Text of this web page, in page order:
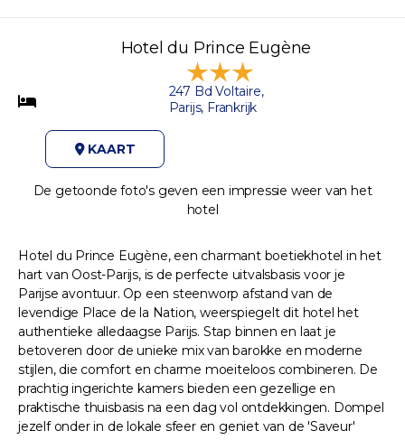
Hotel du Prince Eugène
247 Bd Voltaire,
Parijs, Frankrijk
KAART
De getoonde foto's geven een impressie weer van het
hotel
Hotel du Prince Eugène, een charmant boetiekhotel in het
hart van Oost-Parijs, is de perfecte uitvalsbasis voor je
Parijse avontuur. Op een steenworp afstand van de
levendige Place de la Nation, weerspiegelt dit hotel het
authentieke alledaagse Parijs. Stap binnen en laat je
betoveren door de unieke mix van barokke en moderne
stijlen, die comfort en charme moeiteloos combineren. De
prachtig ingerichte kamers bieden een gezellige en
praktische thuisbasis na een dag vol ontdekkingen. Dompel
jezelf onder in de lokale sfeer en geniet van de 'Saveur'